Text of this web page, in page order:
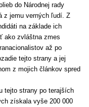
do Národnej rady
z jemu verných ľudí. Z
na základe ich
ako zvláštna zmes
až po
tejto strany a jej
z mojich článkov spred
tejto strany po terajších
získala vyše 200 000